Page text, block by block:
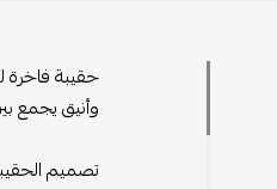
حقيبة فاخرة
وأنيق يجمع
تصميم